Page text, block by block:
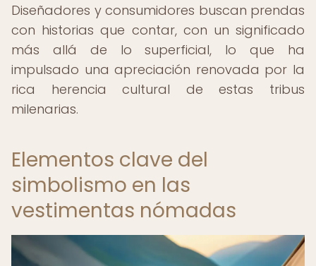
Diseñadores y consumidores buscan prendas
con historias que contar, con un significado
más allá de lo superficial, lo que ha
impulsado una apreciación renovada por la
rica herencia cultural de estas tribus
milenarias.
Elementos clave del
simbolismo en las
vestimentas nómadas